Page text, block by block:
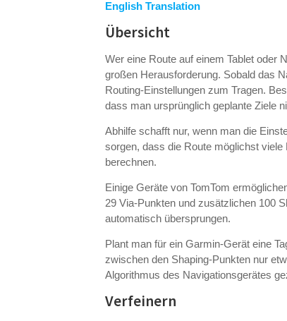
English Translation
Übersicht
Wer eine Route auf einem Tablet oder
großen Herausforderung. Sobald das
Routing-Einstellungen zum Tragen.
dass man ursprünglich geplante Ziele
Abhilfe schafft nur, wenn man die
sorgen, dass die Route möglichst
berechnen.
Einige Geräte von TomTom
29 Via-Punkten und zusätzlichen 100
automatisch übersprungen.
Plant man für ein Garmin-Gerät eine
zwischen den Shaping-Punkten nur
Algorithmus des Navigationsgerätes
Verfeinern